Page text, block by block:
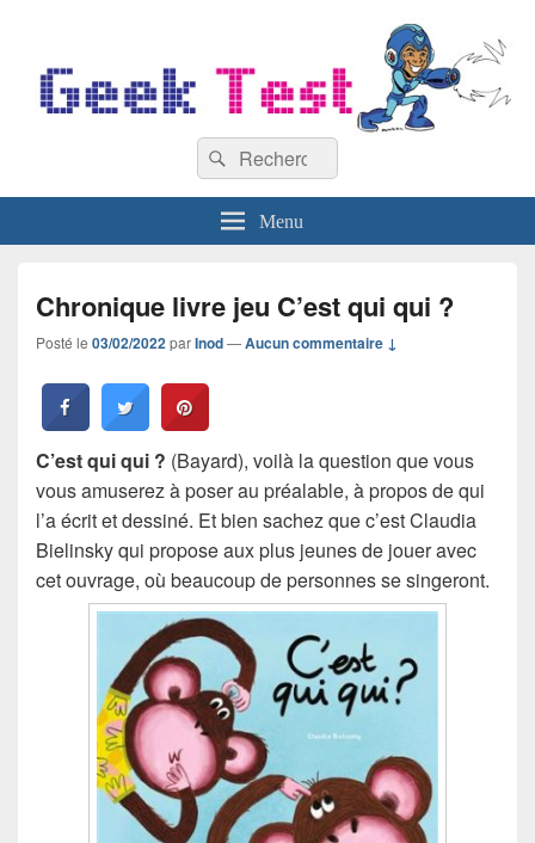
Recherche :
Rechercher
Menu
Chronique livre jeu C’est qui qui ?
Posté le 03/02/2022parInod—Aucun commentaire ↓
C’est qui qui ? (Bayard), voilà la question que vous
vous amuserez à poser au préalable, à propos de qui
l’a écrit et dessiné. Et bien sachez que c’est Claudia
Bielinsky qui propose aux plus jeunes de jouer avec
cet ouvrage, où beaucoup de personnes se singeront.